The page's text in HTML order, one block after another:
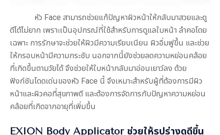
หัว Face สามารถช่วยแก้ปัญหาผิวหน้าให้กลับมาสวยและดู
ดีได้ไม่ยาก เพราะเป็นอุปกรณ์ที่ใช้สำหรับการดูแลใบหน้า ลำคอโดย
เฉพาะ การรักษาจะช่วยให้ผิวมีความเรียบเนียน ผิวอิ่มฟูขึ้น และช่วย
ให้กรอบหน้ามีความกระชับ นอกจากนี้ยังช่วยลดความหย่อนคล้อย
ที่เกิดขึ้นตามวัยได้ จึงช่วยให้ใบหน้ากลับมาอ่อนเยาว์ลง ด้วย
ฟังก์ชันโดดเด่นของหัว Face นี้ จึงเหมาะสำหรับผู้ที่ต้องการมีผิว
หน้าและผิวคอที่สุขภาพดี และต้องการจัดการกับปัญหาความหย่อน
คล้อยที่เกิดจากอายุที่เพิ่มขึ้น
EXION Body Applicator ช่วยให้รูปร่างดูดีขึ้น